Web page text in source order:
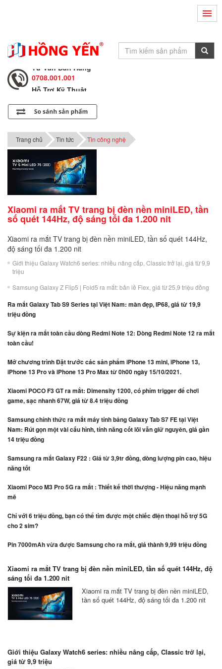
0708.002.002
Tư Vấn Bán Hàng
0708.001.001
Hỗ Trợ Kỹ Thuật
0708.002.002
Tư Vấn Bán Hàng
0708.001.001
Trang chủ Tin tức Tin công nghệ
Xiaomi ra mắt TV trang bị đèn nền miniLED, tần
số quét 144Hz, độ sáng tối đa 1.200 nit
Xiaomi ra mắt TV trang bị đèn nền miniLED, tần số quét 144Hz,
độ sáng tối đa 1.200 nit
Giới thiệu Galaxy Watch6 series: nhiều nâng cấp, Classic trở lại, giá từ 9,9
triệu
Samsung Galaxy Z Flip5 | Fold5 ra mắt: bản lề Flex, giá từ 25,9 triệu đồng
Ra mắt Galaxy Tab S9 Series tại Việt Nam: màn đẹp, IP68, giá từ 19,9
triệu đồng
Sự kiện ra mắt toàn cầu dòng Redmi Note 12: Dòng Redmi Note 12 ra mắt
toàn cầu!
Mở chương trình Đặt trước các sản phẩm iPhone 13 mini, iPhone 13,
iPhone 13 Pro và iPhone 13 Pro Max từ 0h00 ngày 15/10/2021.
Xiaomi POCO F3 GT ra mắt: Dimensity 1200, có phím trigger để chơi
game, sạc nhanh 67W, giá từ 8.4 triệu đồng
Samsung chính thức ra mắt máy tính bảng Galaxy Tab S7 FE tại Việt
Nam: Rút gọn một vài cấu hình, tính năng cốt lõi vẫn giữ nguyên, giá gần
14 triệu đồng
Samsung ra mắt Galaxy F22 : Giá từ 3,9tr đồng, dòng lượng pin cao, hiệu
năng tốt
Xiaomi Poco M3 Pro 5G ra mắt : Thiết kế thời thượng - Hiệu năng mạnh
mẽ
Chỉ với 6 triệu đồng, bạn có thể tìm được một chiếc điện thoại hỗ trợ 5G
cho 2 sim?
Pin 7000mAh vừa được Samsung cho ra mắt, giá thành 9,99 triệu đồng
Xiaomi ra mắt TV trang bị đèn nền miniLED, tần số quét 144Hz, độ
sáng tối đa 1.200 nit
Xiaomi ra mắt TV trang bị đèn nền miniLED,
tần số quét 144Hz, độ sáng tối đa 1.200 nit
Giới thiệu Galaxy Watch6 series: nhiều nâng cấp, Classic trở lại,
giá từ 9,9 triệu